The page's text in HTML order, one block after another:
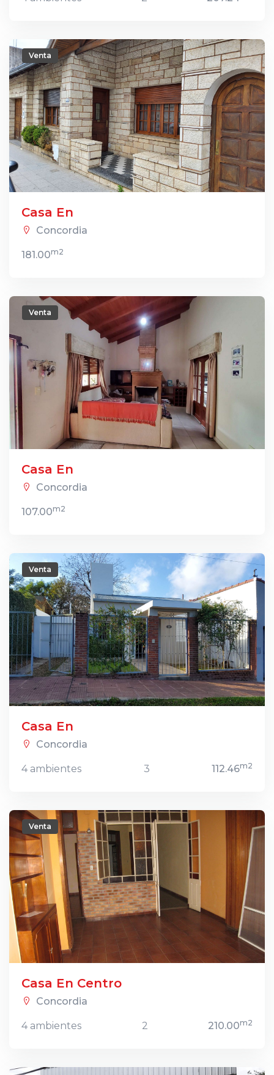
Venta
Casa En
Concordia
181.00m2
Venta
Casa En
Concordia
107.00m2
Venta
Casa En
Concordia
4 ambientes 3 112.46m2
Venta
Casa En Centro
Concordia
4 ambientes 2 210.00m2